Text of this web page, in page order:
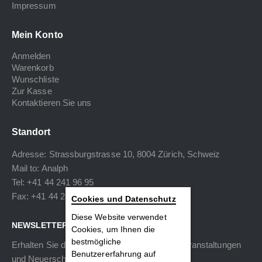
Impressum
Mein Konto
Anmelden
Warenkorb
Wunschliste
Zur Kasse
Kontaktieren Sie uns
Standort
Adresse: Strassburgstrasse 10, 8004 Zürich, Schweiz
Mail to: Analph
Tel: +41 44 241 96 95
Fax: +41 44 240 34 40
NEWSLETTER
Erhalten Sie die neuesten Informationen zu Veranstaltungen
und Neuerscheinungen.
Cookies und Datenschutz
Diese Website verwendet
Cookies, um Ihnen die
bestmögliche
Benutzererfahrung auf